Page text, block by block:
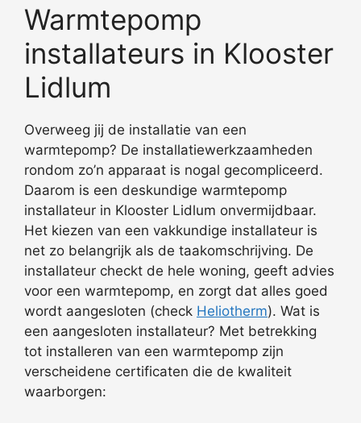
Warmtepomp
installateurs in Klooster
Lidlum
Overweeg jij de installatie van een
warmtepomp? De installatiewerkzaamheden
rondom zo’n apparaat is nogal gecompliceerd.
Daarom is een deskundige warmtepomp
installateur in Klooster Lidlum onvermijdbaar.
Het kiezen van een vakkundige installateur is
net zo belangrijk als de taakomschrijving. De
installateur checkt de hele woning, geeft advies
voor een warmtepomp, en zorgt dat alles goed
wordt aangesloten (check Heliotherm). Wat is
een aangesloten installateur? Met betrekking
tot installeren van een warmtepomp zijn
verscheidene certificaten die de kwaliteit
waarborgen: